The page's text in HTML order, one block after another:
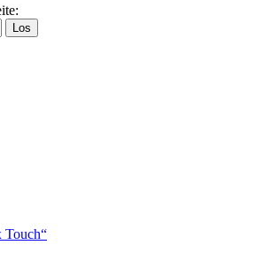
Touch“